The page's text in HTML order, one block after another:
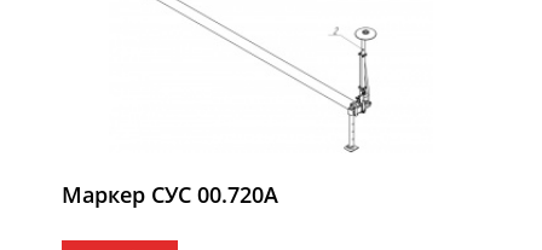
Маркер СУС 00.720А